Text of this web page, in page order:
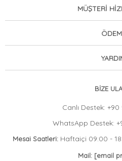
MÜŞTERİ
BİZE
Canlı Destek: +90
WhatsApp Destek:
Mesai Saatleri: Haftaiçi 09:00 -
Mail: [email